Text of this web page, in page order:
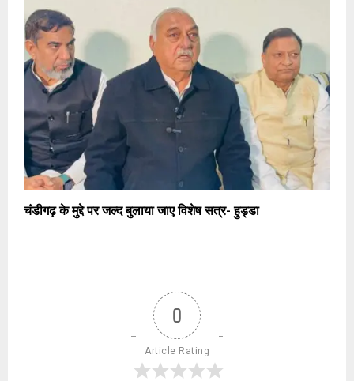
चंडीगढ़ के मुद्दे पर जल्द बुलाया जाए विशेष सत्र- हुड्डा
0
Article Rating